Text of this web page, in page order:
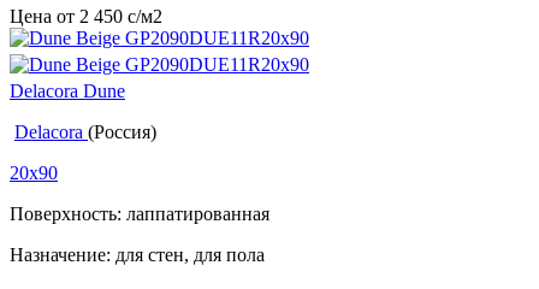
Цена от 2 450 c/м2
Delacora Dune
Delacora (Россия)
20x90
Поверхность: лаппатированная
Назначение: для стен, для пола